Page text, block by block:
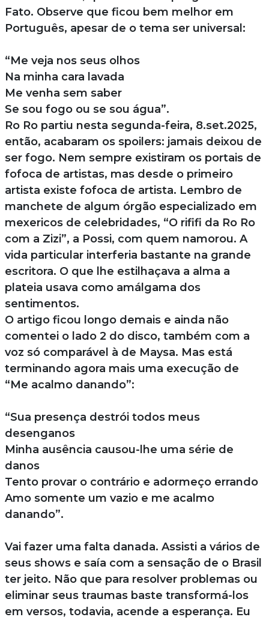
Fato. Observe que ficou bem melhor em
Português, apesar de o tema ser universal:
“Me veja nos seus olhos
Na minha cara lavada
Me venha sem saber
Se sou fogo ou se sou água”.
Ro Ro partiu nesta segunda-feira, 8.set.2025,
então, acabaram os spoilers: jamais deixou de
ser fogo. Nem sempre existiram os portais de
fofoca de artistas, mas desde o primeiro
artista existe fofoca de artista. Lembro de
manchete de algum órgão especializado em
mexericos de celebridades, “O rififi da Ro Ro
com a Zizi”, a Possi, com quem namorou. A
vida particular interferia bastante na grande
escritora. O que lhe estilhaçava a alma a
plateia usava como amálgama dos
sentimentos.
O artigo ficou longo demais e ainda não
comentei o lado 2 do disco, também com a
voz só comparável à de Maysa. Mas está
terminando agora mais uma execução de
“Me acalmo danando”:
“Sua presença destrói todos meus
desenganos
Minha ausência causou-lhe uma série de
danos
Tento provar o contrário e adormeço errando
Amo somente um vazio e me acalmo
danando”.
Vai fazer uma falta danada. Assisti a vários de
seus shows e saía com a sensação de o Brasil
ter jeito. Não que para resolver problemas ou
eliminar seus traumas baste transformá-los
em versos, todavia, acende a esperança. Eu